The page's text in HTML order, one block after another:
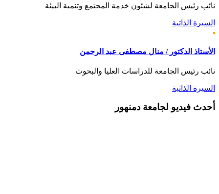
نائب رئيس الجامعة لشئون خدمة المجتمع وتنمية البيئة
السيرة الذاتية
الأستاذ الدكتور / منال مصطفى عبد الرحمن
نائب رئيس الجامعة للدراسات العليا والبحوث
السيرة الذاتية
أحدث فيديو لجامعة دمنهور